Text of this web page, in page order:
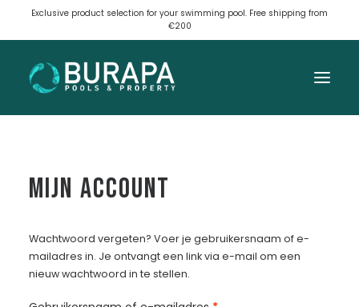
Exclusive product selection for your swimming pool. Free shipping from
€200
Meest gekozen
Login / Register
My Wishlist
Mijn account
Wachtwoord vergeten? Voer je gebruikersnaam of e-
mailadres in. Je ontvangt een link via e-mail om een
nieuw wachtwoord in te stellen.